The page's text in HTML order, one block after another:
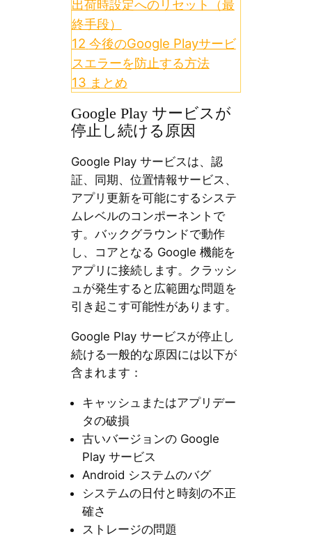
出荷時設定へのリセット（最
終手段）
12 今後のGoogle Playサービ
スエラーを防止する方法
13 まとめ
Google Play サービスが
停止し続ける原因
Google Play サービスは、認
証、同期、位置情報サービス、
アプリ更新を可能にするシステ
ムレベルのコンポーネントで
す。バックグラウンドで動作
し、コアとなる Google 機能を
アプリに接続します。クラッシ
ュが発生すると広範囲な問題を
引き起こす可能性があります。
Google Play サービスが停止し
続ける一般的な原因には以下が
含まれます：
キャッシュまたはアプリデー
タの破損
古いバージョンの Google
Play サービス
Android システムのバグ
システムの日付と時刻の不正
確さ
ストレージの問題